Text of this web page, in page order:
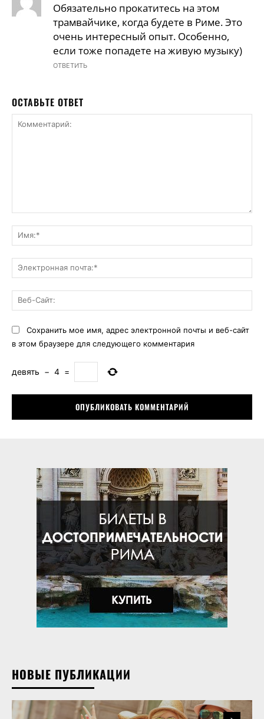
Обязательно прокатитесь на этом
трамвайчике, когда будете в Риме. Это
очень интересный опыт. Особенно,
если тоже попадете на живую музыку)
ОТВЕТИТЬ
ОСТАВЬТЕ ОТВЕТ
Сохранить мое имя, адрес электронной почты и веб-сайт
в этом браузере для следующего комментария
девять − 4 =
НОВЫЕ ПУБЛИКАЦИИ